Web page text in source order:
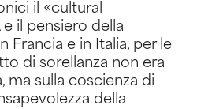
il «cultural
e il pensiero della
Francia e in Italia, per le
di sorellanza non era
ma sulla coscienza di
della